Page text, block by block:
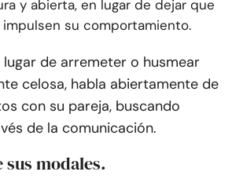
y abierta, en lugar de dejar que
su comportamiento.
lugar de arremeter o husmear
celosa, habla abiertamente de
con su pareja, buscando
de la comunicación.
sus modales.